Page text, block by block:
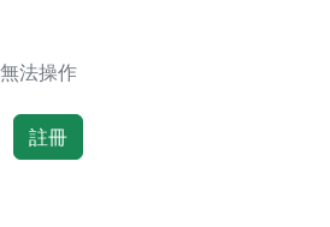
法操作
註冊